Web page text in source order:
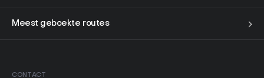
Meest geboekte routes
CONTACT